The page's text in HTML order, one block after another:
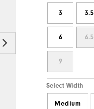
3 3.5
6 6.5
9
Select Width
Medium